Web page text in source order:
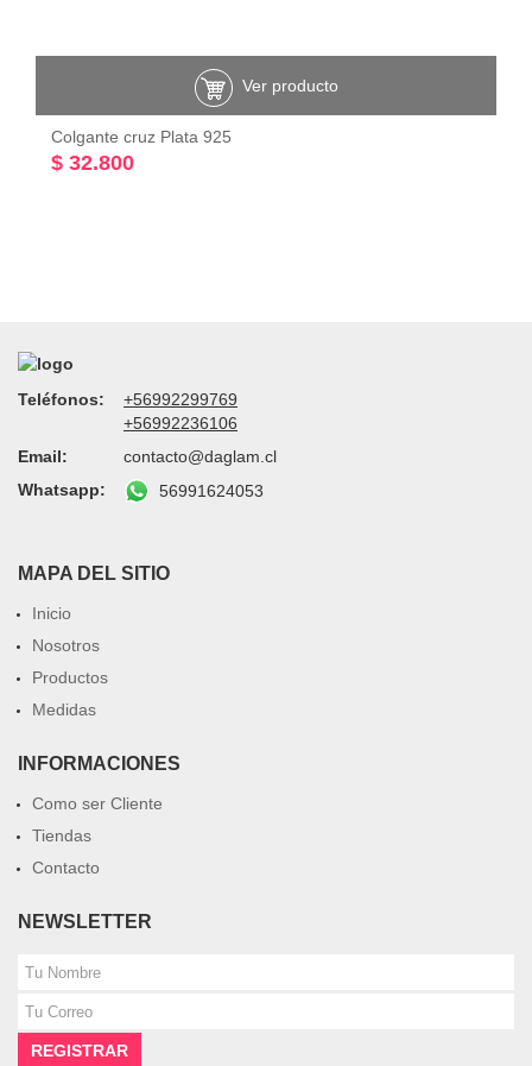
Ver producto
Colgante cruz Plata 925
$ 32.800
Teléfonos:
+56992299769
+56992236106
Email:
contacto@daglam.cl
Whatsapp:
56991624053
MAPA DEL SITIO
Inicio
Nosotros
Productos
Medidas
INFORMACIONES
Como ser Cliente
Tiendas
Contacto
NEWSLETTER
REGISTRAR